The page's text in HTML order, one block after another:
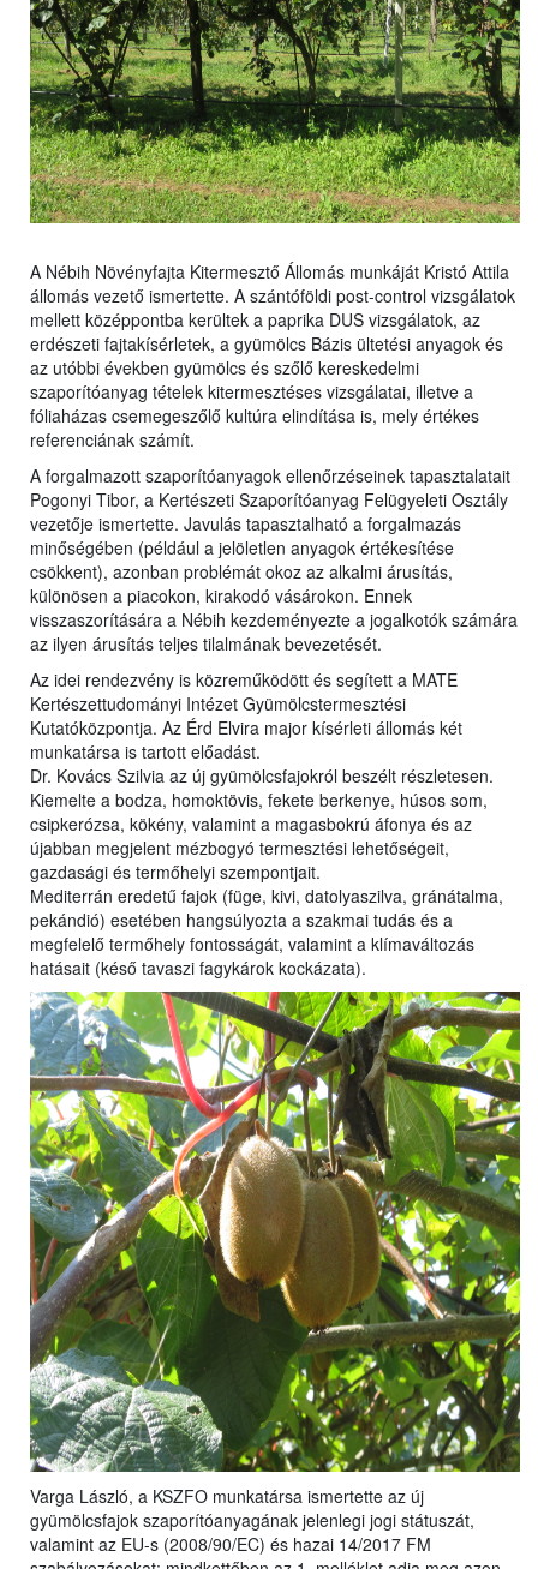
A Nébih Növényfajta Kitermesztő Állomás munkáját Kristó Attila
állomás vezető ismertette. A szántóföldi post-control vizsgálatok
mellett középpontba kerültek a paprika DUS vizsgálatok, az
erdészeti fajtakísérletek, a gyümölcs Bázis ültetési anyagok és
az utóbbi években gyümölcs és szőlő kereskedelmi
szaporítóanyag tételek kitermesztéses vizsgálatai, illetve a
fóliaházas csemegeszőlő kultúra elindítása is, mely értékes
referenciának számít.
A forgalmazott szaporítóanyagok ellenőrzéseinek tapasztalatait
Pogonyi Tibor, a Kertészeti Szaporítóanyag Felügyeleti Osztály
vezetője ismertette. Javulás tapasztalható a forgalmazás
minőségében (például a jelöletlen anyagok értékesítése
csökkent), azonban problémát okoz az alkalmi árusítás,
különösen a piacokon, kirakodó vásárokon. Ennek
visszaszorítására a Nébih kezdeményezte a jogalkotók számára
az ilyen árusítás teljes tilalmának bevezetését.
Az idei rendezvény is közreműködött és segített a MATE
Kertészettudományi Intézet Gyümölcstermesztési
Kutatóközpontja. Az Érd Elvira major kísérleti állomás két
munkatársa is tartott előadást.
Dr. Kovács Szilvia az új gyümölcsfajokról beszélt részletesen.
Kiemelte a bodza, homoktövis, fekete berkenye, húsos som,
csipkerózsa, kökény, valamint a magasbokrú áfonya és az
újabban megjelent mézbogyó termesztési lehetőségeit,
gazdasági és termőhelyi szempontjait.
Mediterrán eredetű fajok (füge, kivi, datolyaszilva, gránátalma,
pekándió) esetében hangsúlyozta a szakmai tudás és a
megfelelő termőhely fontosságát, valamint a klímaváltozás
hatásait (késő tavaszi fagykárok kockázata).
Varga László, a KSZFO munkatársa ismertette az új
gyümölcsfajok szaporítóanyagának jelenlegi jogi státuszát,
valamint az EU-s (2008/90/EC) és hazai 14/2017 FM